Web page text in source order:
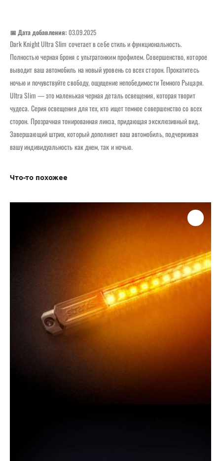
📅 Дата добавления: 03.09.2025
Dark Knight Ultra Slim сочетает в себе стиль и функциональность.
Полностью черная броня с ультратонким профилем. Совершенство, которое
выводит ваш автомобиль на новый уровень со всех сторон. Прокатитесь
ночью и почувствуйте свободу, ощущение непобедимости Темного Рыцаря.
Ultra Slim — это маленькая черная деталь освещения, которая творит
чудеса. Серия освещения для тех, кто ищет темное совершенство со всех
сторон. Прозрачная тонированная линза, придающая эксклюзивный вид.
Завершающий штрих, который дополняет ваш автомобиль, подчеркивая
вашу индивидуальность как днем, так и ночью.
Что-то похожее